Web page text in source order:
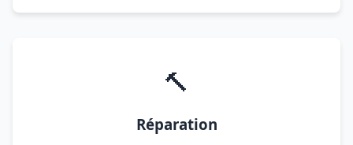
🔨
Réparation